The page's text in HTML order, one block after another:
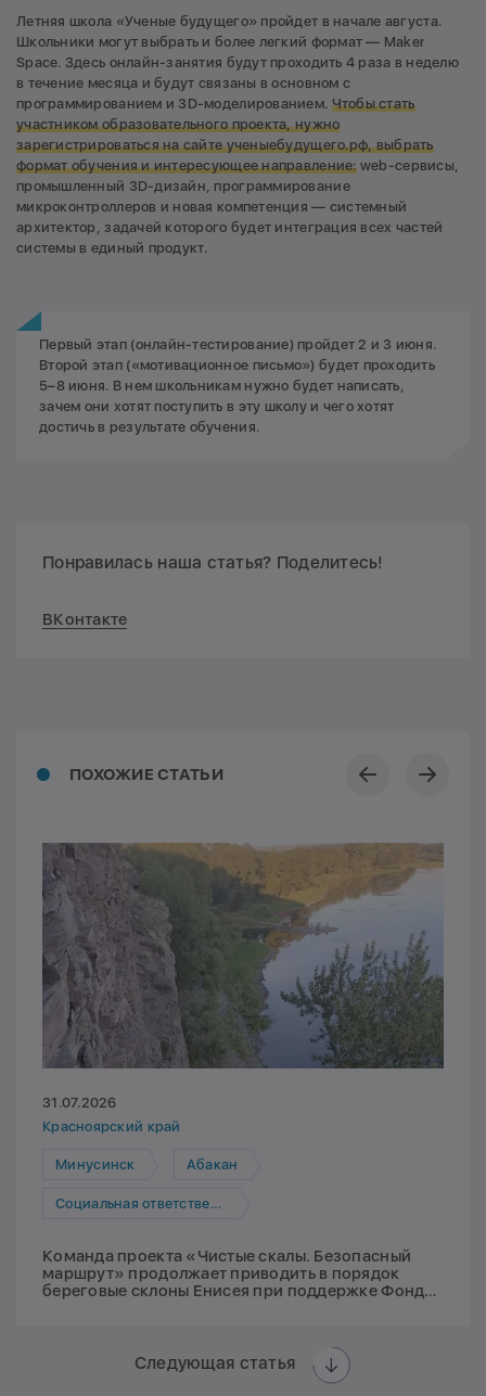
Летняя школа «Ученые будущего» пройдет в начале августа.
Школьники могут выбрать и более легкий формат — Maker
Space. Здесь онлайн-занятия будут проходить 4 раза в неделю
в течение месяца и будут связаны в основном с
программированием и 3D-моделированием. Чтобы стать
участником образовательного проекта, нужно
зарегистрироваться на сайтеученыебудущего.рф, выбрать
формат обучения и интересующее направление:web-сервисы,
промышленный 3D-дизайн, программирование
микроконтроллеров и новая компетенция — системный
архитектор, задачей которого будет интеграция всех частей
системы в единый продукт.
Первый этап (онлайн-тестирование) пройдет 2 и 3 июня.
Второй этап («мотивационное письмо») будет проходить
5–8 июня. В нем школьникам нужно будет написать,
зачем они хотят поступить в эту школу и чего хотят
достичь в результате обучения.
Понравилась наша статья? Поделитесь!
ВКонтакте
ПОХОЖИЕ СТАТЬИ
31.07.2026
Красноярский край
Минусинск Абакан
Социальная ответственность
Команда проекта «Чистые скалы. Безопасный
маршрут» продолжает приводить в порядок
береговые склоны Енисея при поддержке Фонда
Следующая статья